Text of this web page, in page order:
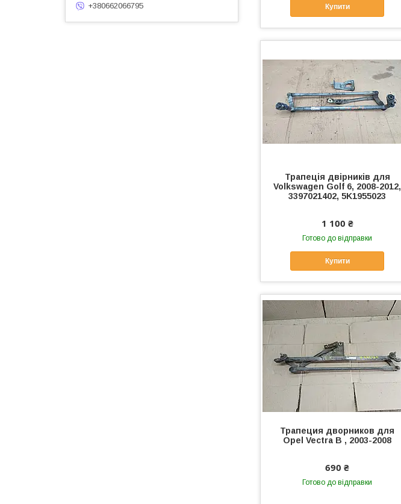
Купити
Трапеція двірників для
Volkswagen Golf 6, 2008-2012,
3397021402, 5K1955023
1 100 ₴
Готово до відправки
Купити
Трапеция дворников для
Opel Vectra B , 2003-2008
690 ₴
Готово до відправки
+380662066795